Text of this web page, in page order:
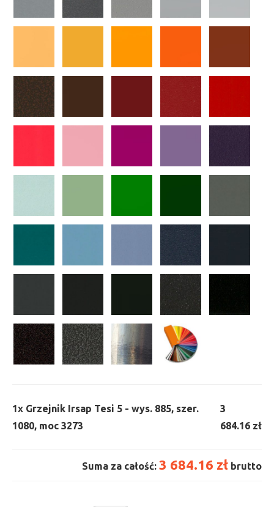
1x Grzejnik Irsap Tesi 5 - wys. 885, szer.
1080, moc 3273
3
684.16 zł
Suma za całość: 3 684.16 zł brutto